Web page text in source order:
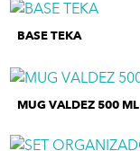
BASE TEKA
MUG VALDEZ 500 ML